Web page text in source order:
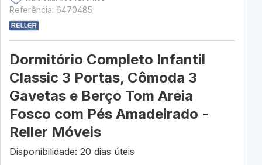
Referência: 6470485
Dormitório Completo Infantil
Classic 3 Portas, Cômoda 3
Gavetas e Berço Tom Areia
Fosco com Pés Amadeirado -
Reller Móveis
Disponibilidade: 20 dias úteis